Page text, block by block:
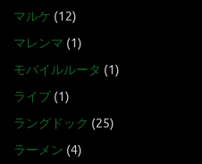
マルケ (12)
マレンマ (1)
モバイルルータ (1)
ライブ (1)
ラングドック (25)
ラーメン (4)